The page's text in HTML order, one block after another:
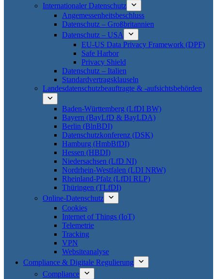
Internationaler Datenschutz
Angemessenheitsbeschluss
Datenschutz – Großbritannien
Datenschutz – USA
EU-US Data Privacy Framework (DPF)
Safe Harbor
Privacy Shield
Datenschutz – Italien
Standardvertragsklauseln
Landesdatenschutzbeauftragte & -aufsichtsbehörden
Baden-Württemberg (LfDI BW)
Bayern (BayLfD & BayLDA)
Berlin (BlnBDI)
Datenschutzkonferenz (DSK)
Hamburg (HmbBfDI)
Hessen (HBDI)
Niedersachsen (LfD NI)
Nordrhein-Westfalen (LDI NRW)
Rheinland-Pfalz (LfDI RLP)
Thüringen (TLfDI)
Online-Datenschutz
Cookies
Internet of Things (IoT)
Telemetrie
Tracking
VPN
Websiteanalyse
Compliance & Digitale Regulierung
Compliance